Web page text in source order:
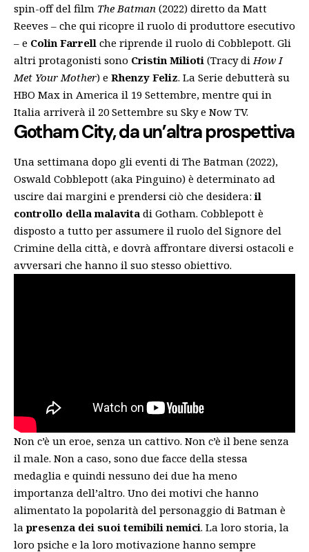
spin-off del film The Batman (2022) diretto da Matt
Reeves – che qui ricopre il ruolo di produttore esecutivo
– e Colin Farrell che riprende il ruolo di Cobblepott. Gli
altri protagonisti sono Cristin Milioti (Tracy di How I
Met Your Mother) e Rhenzy Feliz. La Serie debutterà su
HBO Max in America il 19 Settembre, mentre qui in
Italia arriverà il 20 Settembre su Sky e Now TV.
Gotham City, da un’altra prospettiva
Una settimana dopo gli eventi di The Batman (2022),
Oswald Cobblepott (aka Pinguino) è determinato ad
uscire dai margini e prendersi ciò che desidera:il
controllo della malavita di Gotham. Cobblepott è
disposto a tutto per assumere il ruolo del Signore del
Crimine della città, e dovrà affrontare diversi ostacoli e
avversari che hanno il suo stesso obiettivo.
Non c’è un eroe, senza un cattivo. Non c’è il bene senza
il male. Non a caso, sono due facce della stessa
medaglia e quindi nessuno dei due ha meno
importanza dell’altro. Uno dei motivi che hanno
alimentato la popolarità del personaggio di Batman è
lapresenza dei suoi temibili nemici. La loro storia, la
loro psiche e la loro motivazione hanno sempre